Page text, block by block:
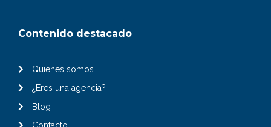
Contenido destacado
Quiénes somos
¿Eres una agencia?
Blog
Contacto